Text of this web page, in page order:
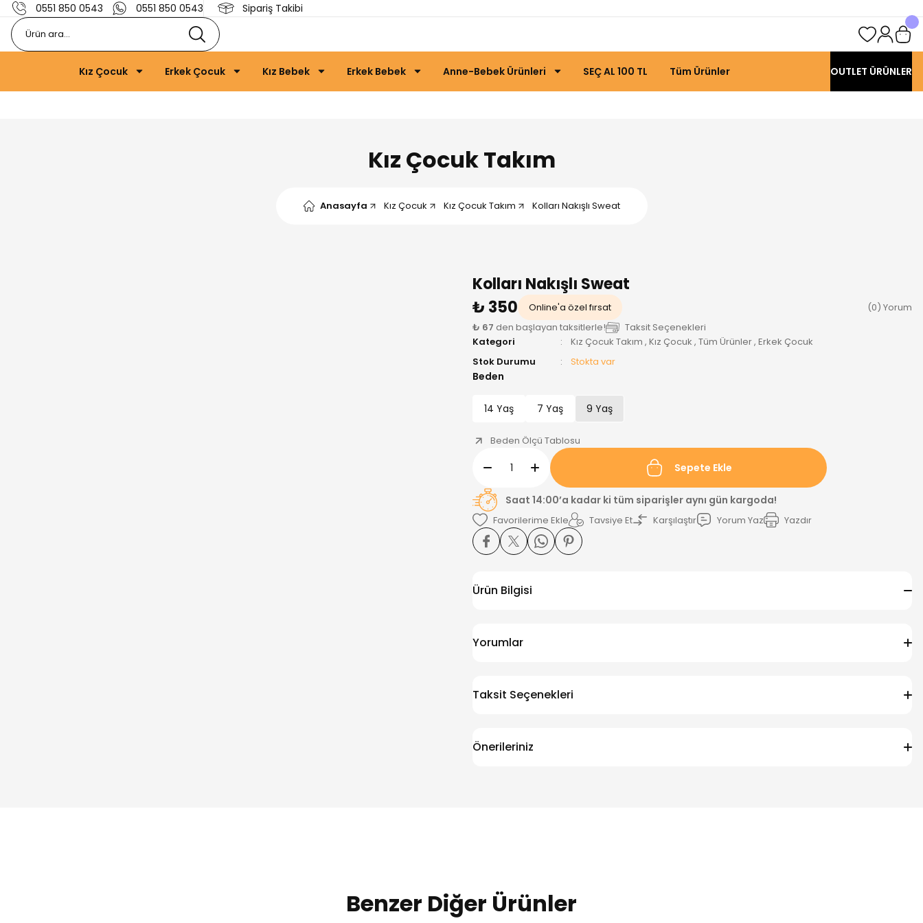
0551 850 0543 0551 850 0543 Sipariş Takibi
Kız Çocuk Erkek Çocuk Kız Bebek Erkek Bebek Anne-Bebek Ürünleri SEÇ AL 100 TL Tüm Ürünler OUTLET ÜRÜNLER
Kız Çocuk Takım
Anasayfa Kız Çocuk Kız Çocuk Takım Kolları Nakışlı Sweat
Kolları Nakışlı Sweat
₺ 350
Online'a özel fırsat
(0) Yorum
₺ 67 den başlayan taksitlerle!
Taksit Seçenekleri
Kategori
Kız Çocuk Takım , Kız Çocuk , Tüm Ürünler, Erkek Çocuk
Stok Durumu
Stokta var
Beden
14 Yaş 7 Yaş 9 Yaş
Beden Ölçü Tablosu
Sepete Ekle
Saat 14:00’a kadar ki tüm siparişler aynı gün kargoda!
Tavsiye Et Karşılaştır Yorum Yaz Yazdır
Ürün Bilgisi
Yorumlar
Taksit Seçenekleri
Önerileriniz
Benzer Diğer Ürünler